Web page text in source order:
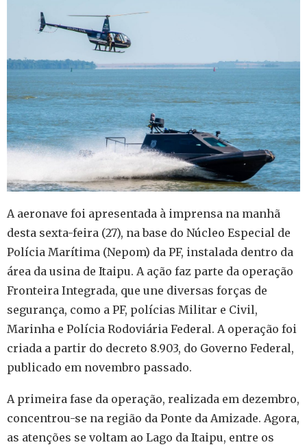
A aeronave foi apresentada à imprensa na manhã
desta sexta-feira (27), na base do Núcleo Especial de
Polícia Marítima (Nepom) da PF, instalada dentro da
área da usina de Itaipu. A ação faz parte da operação
Fronteira Integrada, que une diversas forças de
segurança, como a PF, polícias Militar e Civil,
Marinha e Polícia Rodoviária Federal. A operação foi
criada a partir do decreto 8.903, do Governo Federal,
publicado em novembro passado.
A primeira fase da operação, realizada em dezembro,
concentrou-se na região da Ponte da Amizade. Agora,
as atenções se voltam ao Lago da Itaipu, entre os